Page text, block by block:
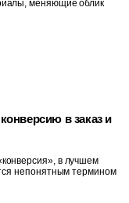
меняющие облик
в заказ и
в лучшем
непонятным термином